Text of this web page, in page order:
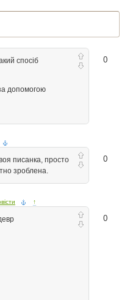
0
спосіб
допомогою
0
писанка, просто
зроблена.
↑
0